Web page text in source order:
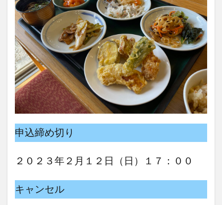
申込締め切り
２０２３年２月１２日（日）１７：００
キャンセル